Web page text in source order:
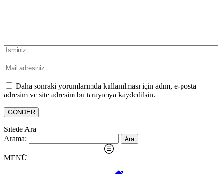
Daha sonraki yorumlarımda kullanılması için adım, e-posta
adresim ve site adresim bu tarayıcıya kaydedilsin.
Sitede Ara
Arama:
MENÜ